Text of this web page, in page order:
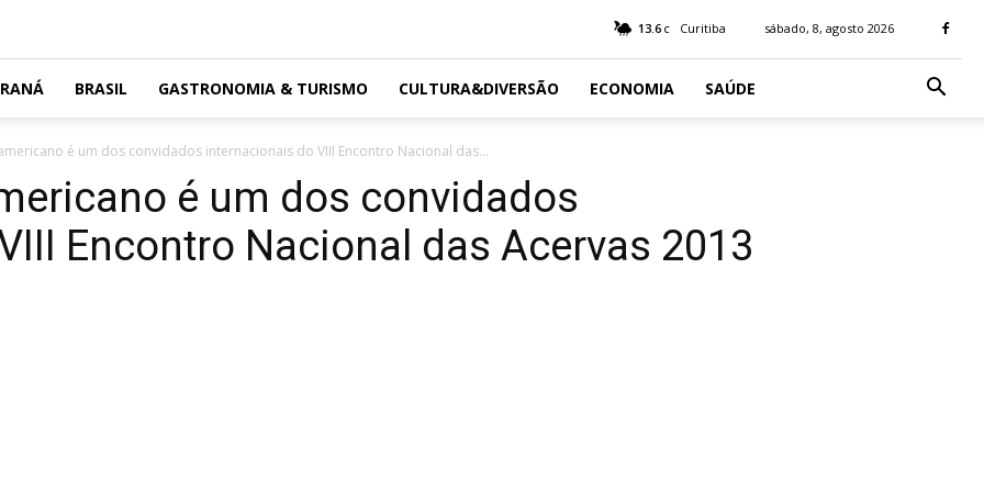
13.6 C Curitiba sábado, 8, agosto 2026
BRASIL GASTRONOMIA & TURISMO CULTURA&DIVERSÃO ECONOMIA SAÚDE
é um dos convidados internacionais do VIII Encontro Nacional das...
é um dos convidados
Encontro Nacional das Acervas 2013